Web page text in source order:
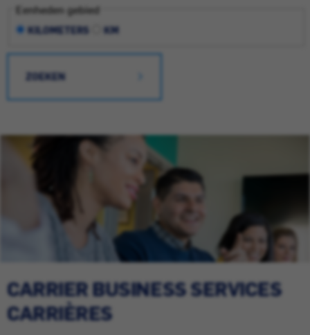
Eenheden gebied
KILOMETERS KM
ZOEKEN
CARRIER BUSINESS SERVICES
CARRIÈRES